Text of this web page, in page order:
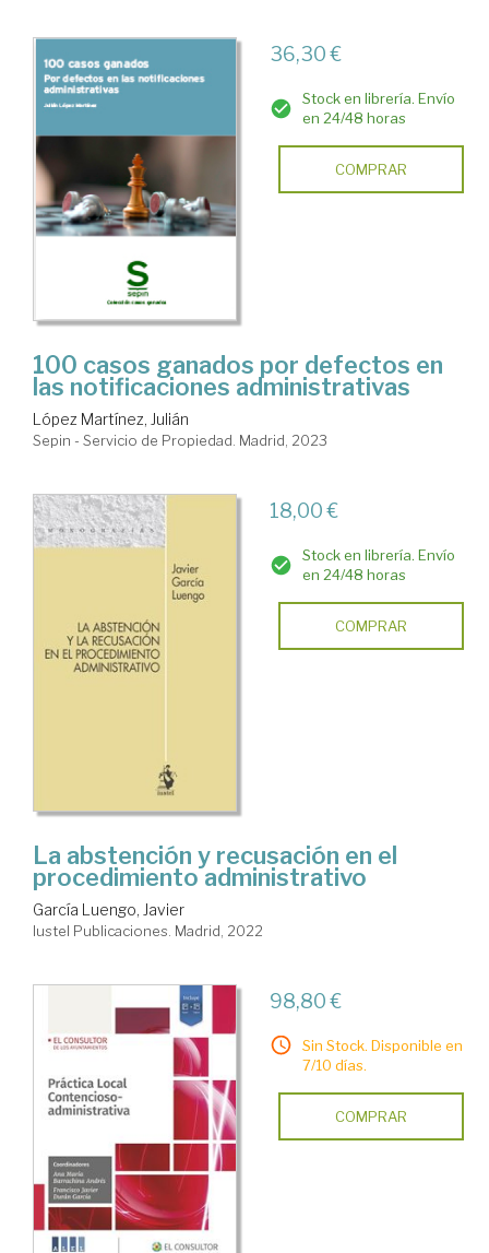
36,30 €
Stock en librería. Envío
en 24/48 horas
COMPRAR
100 casos ganados por defectos en
las notificaciones administrativas
López Martínez, Julián
Sepin - Servicio de Propiedad. Madrid, 2023
18,00 €
Stock en librería. Envío
en 24/48 horas
COMPRAR
La abstención y recusación en el
procedimiento administrativo
García Luengo, Javier
Iustel Publicaciones. Madrid, 2022
98,80 €
Sin Stock. Disponible en
7/10 días.
COMPRAR